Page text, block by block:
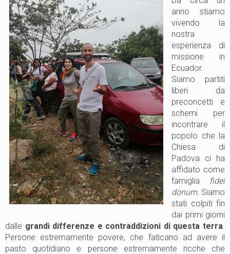
anno stiamo
vivendo la
nostra
esperienza di
missione in
Ecuador.
Siamo partiti
liberi da
preconcetti e
schemi per
incontrare il
popolo che la
Chiesa di
Padova ci ha
affidato come
famiglia
fidei
donum. Siamo
stati colpiti fin
dai primi giorni
dalle grandi differenze e contraddizioni di questa terra
Persone estremamente povere, che faticano ad avere il
pasto quotidiano e persone estremamente ricche che